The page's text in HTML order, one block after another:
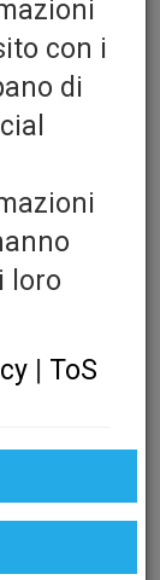
garantire
la
e forme
blocchi di
con i
di
loro
ToS